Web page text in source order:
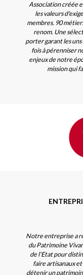
Association créée
les valeurs
membres. 90
renom. Une
porter garant les
fois à pérenniser
enjeux de notre
mission qui
Notre entreprise a
du Patrimoine
de l'Etat pour
faire artisanaux
détenir un